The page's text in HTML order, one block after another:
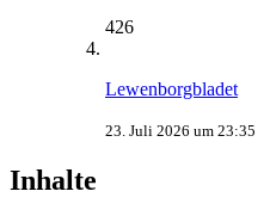
426
Lewenborgbladet
23. Juli 2026 um 23:35
Inhalte